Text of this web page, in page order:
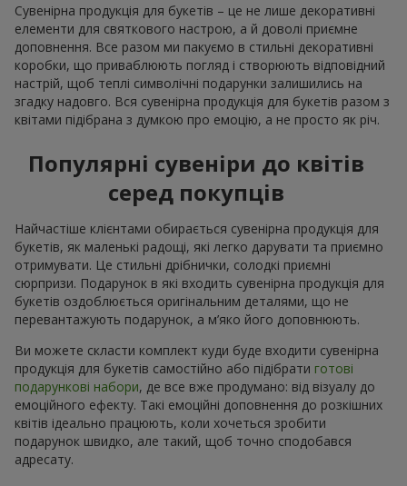
Сувенірна продукція для букетів – це не лише декоративні
елементи для святкового настрою, а й доволі приємне
доповнення. Все разом ми пакуємо в стильні декоративні
коробки, що приваблюють погляд і створюють відповідний
настрій, щоб теплі символічні подарунки залишились на
згадку надовго. Вся сувенірна продукція для букетів разом з
квітами підібрана з думкою про емоцію, а не просто як річ.
Популярні сувеніри до квітів
серед покупців
Найчастіше клієнтами обирається сувенірна продукція для
букетів, як маленькі радощі, які легко дарувати та приємно
отримувати. Це стильні дрібнички, солодкі приємні
сюрпризи. Подарунок в які входить сувенірна продукція для
букетів оздоблюється оригінальним деталями, що не
перевантажують подарунок, а м’яко його доповнюють.
Ви можете скласти комплект куди буде входити сувенірна
продукція для букетів самостійно або підібрати готові
подарункові набори, де все вже продумано: від візуалу до
емоційного ефекту. Такі емоційні доповнення до розкішних
квітів ідеально працюють, коли хочеться зробити
подарунок швидко, але такий, щоб точно сподобався
адресату.